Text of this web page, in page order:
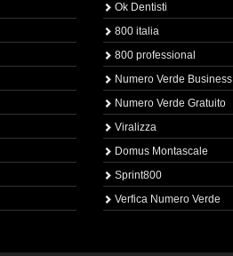
Ok Dentisti
800 italia
800 professional
Numero Verde Business
Numero Verde Gratuito
Viralizza
Domus Montascale
Sprint800
Verfica Numero Verde